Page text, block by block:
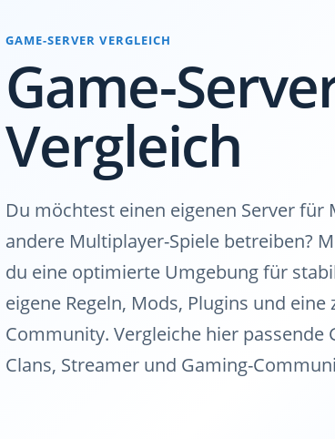
GAME-SERVER VERGLEICH
Game-
Vergleich
Du möchtest einen eigenen Server für
andere Multiplayer-Spiele betreiben?
du eine optimierte Umgebung für
eigene Regeln, Mods, Plugins und
Community. Vergleiche hier passende
Clans, Streamer und Gaming-